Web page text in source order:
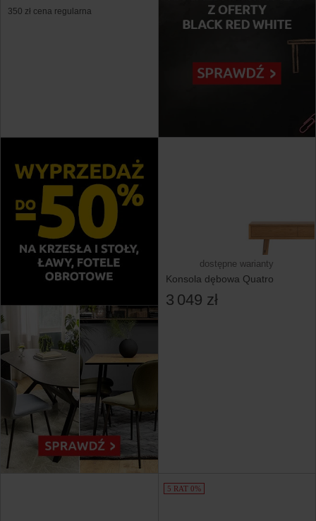
350 zł cena regularna
dostępne warianty
Konsola dębowa Quatro
3 049 zł
5 RAT 0%